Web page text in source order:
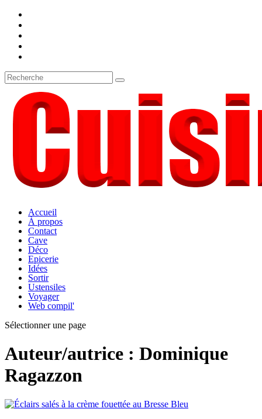
Accueil
À propos
Contact
Cave
Déco
Epicerie
Idées
Sortir
Ustensiles
Voyager
Web compil'
Sélectionner une page
Auteur/autrice : Dominique
Ragazzon